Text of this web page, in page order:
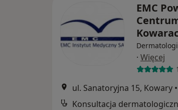
EMC
· Więcej
ul. Sanatoryjna 15, Kowary •
Konsultacja